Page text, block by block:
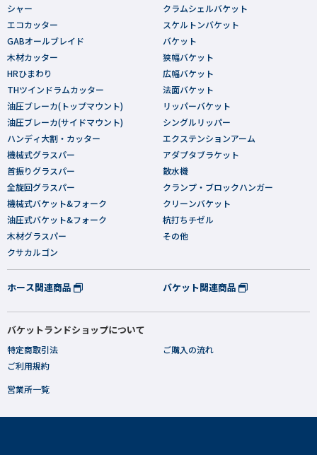
シャー
エコカッター
GABオールブレイド
木材カッター
HRひまわり
THツインドラムカッター
油圧ブレーカ(トップマウント)
油圧ブレーカ(サイドマウント)
ハンディ大割・カッター
機械式グラスパー
首振りグラスパー
全旋回グラスパー
機械式バケット&フォーク
油圧式バケット&フォーク
木材グラスパー
クサカルゴン
クラムシェルバケット
スケルトンバケット
バケット
狭幅バケット
広幅バケット
法面バケット
リッパーバケット
シングルリッパー
エクステンションアーム
アダプタブラケット
散水機
クランプ・ブロックハンガー
クリーンバケット
杭打ちチゼル
その他
ホース関連商品 バケット関連商品
バケットランドショップについて
特定商取引法
ご利用規約
ご購入の流れ
営業所一覧